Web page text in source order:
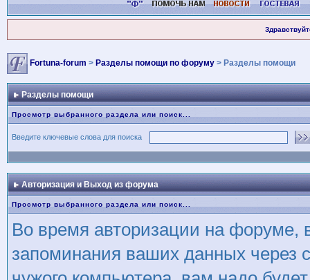
Fortuna-forum > Разделы помощи по форуму> Разделы помощи
Разделы помощи
Просмотр выбранного раздела или поиск...
Введите ключевые слова для поиска
Авторизация и Выход из форума
Просмотр выбранного раздела или поиск...
Во время авторизации на форуме,
запоминания ваших данных